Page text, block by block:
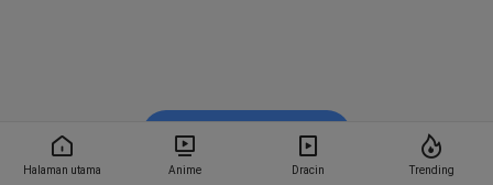
Halaman utama Anime Dracin Trending
Nonton di Bstation